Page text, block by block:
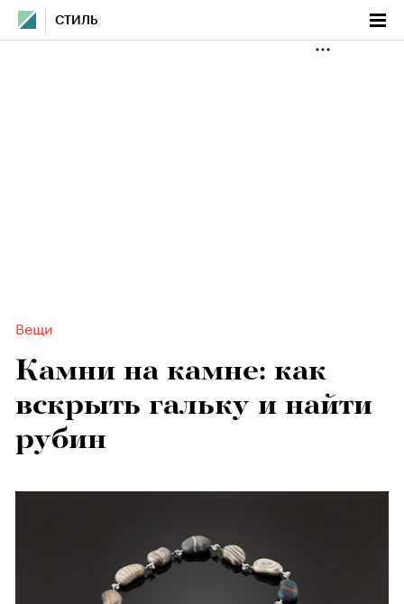
СТИЛЬ
Вещи
Камни на камне: как
вскрыть гальку и найти
рубин